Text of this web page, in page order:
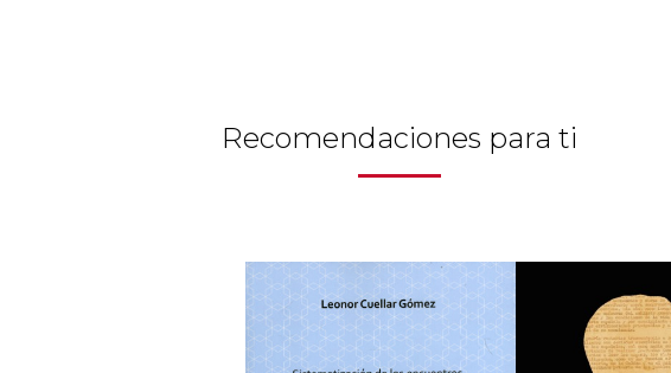
Recomendaciones para ti